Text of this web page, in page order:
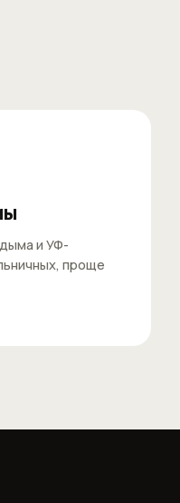
и УФ-
проще